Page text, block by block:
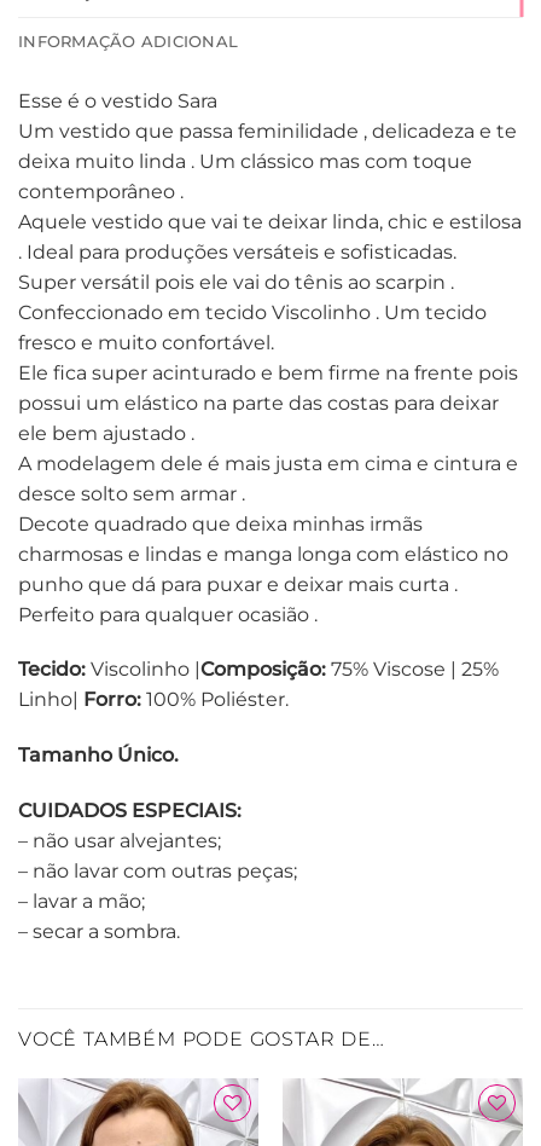
INFORMAÇÃO ADICIONAL
Esse é o vestido Sara
Um vestido que passa feminilidade , delicadeza e te
deixa muito linda . Um clássico mas com toque
contemporâneo .
Aquele vestido que vai te deixar linda, chic e estilosa
. Ideal para produções versáteis e sofisticadas.
Super versátil pois ele vai do tênis ao scarpin .
Confeccionado em tecido Viscolinho . Um tecido
fresco e muito confortável.
Ele fica super acinturado e bem firme na frente pois
possui um elástico na parte das costas para deixar
ele bem ajustado .
A modelagem dele é mais justa em cima e cintura e
desce solto sem armar .
Decote quadrado que deixa minhas irmãs
charmosas e lindas e manga longa com elástico no
punho que dá para puxar e deixar mais curta .
Perfeito para qualquer ocasião .
Tecido: Viscolinho | Composição: 75% Viscose | 25%
Linho| Forro: 100% Poliéster.
Tamanho Único.
CUIDADOS ESPECIAIS:
– não usar alvejantes;
– não lavar com outras peças;
– lavar a mão;
– secar a sombra.
VOCÊ TAMBÉM PODE GOSTAR DE…
Adicionar Adicionar